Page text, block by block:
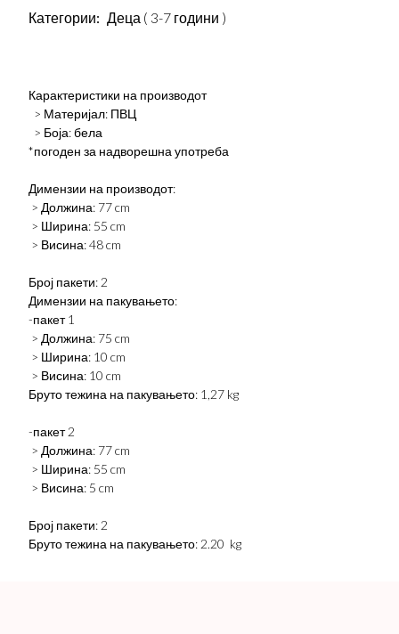
Категории: Деца ( 3-7 години )
Карактеристики на производот
> Материјал: ПВЦ
> Боја: бела
*погоден за надворешна употреба
Димензии на производот:
> Должина: 77 cm
> Ширина: 55 cm
> Висина: 48 cm
Број пакети: 2
Димензии на пакувањето:
-пакет 1
> Должина: 75 cm
> Ширина: 10 cm
> Висина: 10 cm
Бруто тежина на пакувањето: 1,27 kg
-пакет 2
> Должина: 77 cm
> Ширина: 55 cm
> Висина: 5 cm
Број пакети: 2
Бруто тежина на пакувањето: 2.20 kg